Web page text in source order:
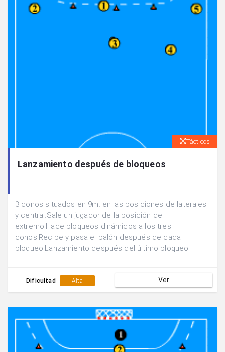
Tácticos
Lanzamiento después de bloqueos
3 conos situados en 9m. en las posiciones de laterales
y central.Sale un jugador de la posición de
extremo.Hace bloqueos dinámicos a los tres
conos.Recibe y pasa el balón después de cada
bloqueo.Lanzamiento después del último bloqueo.
Dificultad Alta Ver